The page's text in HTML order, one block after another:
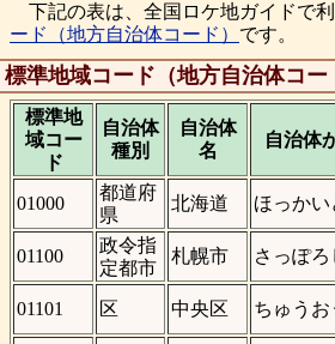
下記の表は、全国ロケ地ガイドで
ード（地方自治体コード） です。
標準地域コード（地方自治体コー
標準地
域コー
ド
自治体
種別
自治体
名
自治体
01000
都道府
県
北海道 ほっかい
01100
政令指
定都市
札幌市 さっぽろ
01101 区 中央区 ちゅうお